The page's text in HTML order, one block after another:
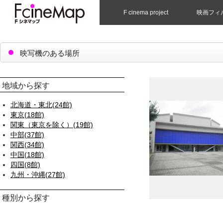
F cinema project 映画フィ
映写機のある場所
地域から探す
北海道・東北(24館)
東京(18館)
関東（東京を除く）(19館)
中部(37館)
関西(34館)
中国(18館)
四国(8館)
九州・沖縄(27館)
種別から探す